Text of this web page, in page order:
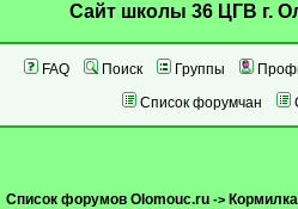
Cайт школы 36 ЦГВ г.
FAQ Поиск Группы
Список форумчан
Список форумов Olomouc.ru -> Кормилка